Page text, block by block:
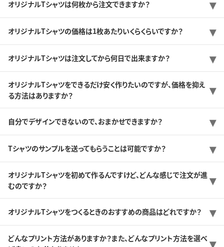
オリジナルTシャツは何枚から注文できますか？
オリジナルTシャツの価格は1枚あたりいくらくらいですか？
オリジナルTシャツは注文してから何日で出来ますか？
オリジナルTシャツをできるだけ安く作りたいのですが、価格を抑え
る方法はありますか？
自分でデザインできないので、おまかせできますか？
Tシャツのサンプルを送ってもらうことは可能ですか？
オリジナルTシャツを初めて作るんですけど、どんな感じで注文が進
むのですか？
オリジナルTシャツをつくるときのおすすめの商品はどれですか？
どんなプリント方法がありますか？また、どんなプリント方法を選べ